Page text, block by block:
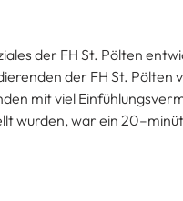
der FH St. Pölten
der FH St. Pölten
mit viel
wurden, war ein